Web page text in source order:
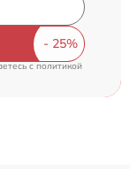
c политикой